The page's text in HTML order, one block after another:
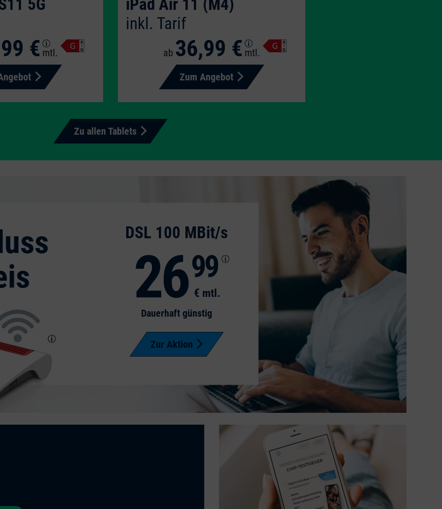
5G
€ mtl.
iPad Air 11 (M4)
inkl. Tarif
ab 36,99 € mtl.
Zum Angebot
Zu allen Tablets
DSL 100 MBit/s
2699
€ mtl.
Dauerhaft günstig
Zur Aktion